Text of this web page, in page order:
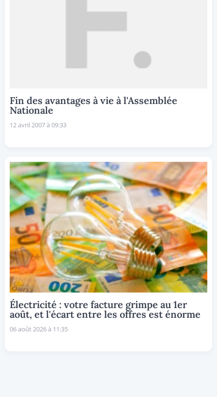
Fin des avantages à vie à l'Assemblée
Nationale
12 avril 2007 à 09:33
Électricité : votre facture grimpe au 1er
août, et l'écart entre les offres est énorme
06 août 2026 à 11:35